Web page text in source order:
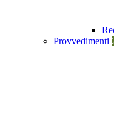
Provvedimenti